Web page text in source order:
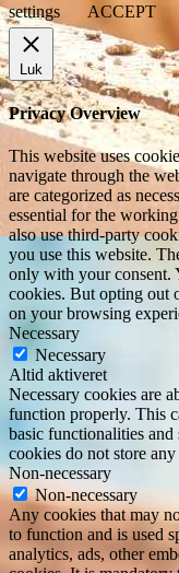
settings
ACCEPT
Luk
Privacy Overview
This website uses
navigate through the
are categorized as
essential for the
also use third-party
you use this website.
only with your consent.
cookies. But opting out
on your browsing
Necessary
Necessary
Altid aktiveret
Necessary cookies are
function properly. This
basic functionalities and
cookies do not store
Non-necessary
Non-necessary
Any cookies that may
to function and is used
analytics, ads, other